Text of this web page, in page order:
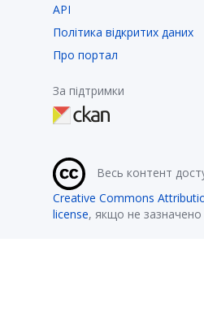
API
Політика відкритих даних
Про портал
За підтримки
Весь контент
Creative Commons
license, якщо не зазначено